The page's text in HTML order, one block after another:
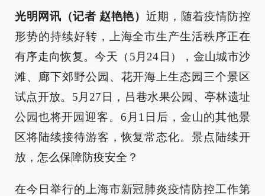
光明网讯（记者 赵艳艳） 近期，随着疫情防控
形势的持续好转，上海全市生产生活秩序正在
有序走向恢复。今天（5月24日），金山城市沙
滩、廊下郊野公园、花开海上生态园三个景区
试点开放。5月27日，吕巷水果公园、亭林遗址
公园也将开园迎客。6月1日后，金山的其他景
区将陆续接待游客，恢复常态化。景点陆续开
放，怎么保障防疫安全？
在今日举行的上海市新冠肺炎疫情防控工作第